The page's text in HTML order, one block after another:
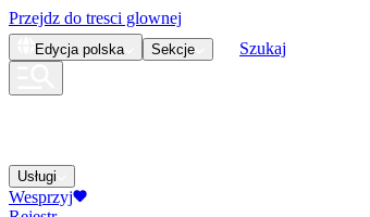
Przejdz do tresci glownej
Edycja polska Sekcje Szukaj
Usługi
Wesprzyj